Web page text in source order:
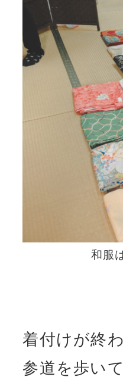
和服
着付けが終
参道を歩い